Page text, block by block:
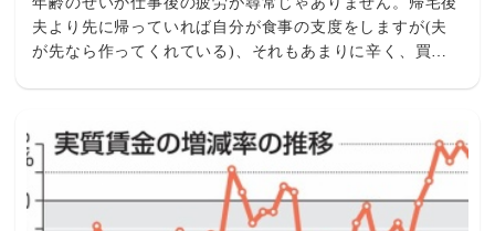
夫より先に帰っていれば自分が食事の支度をしますが(夫
が先なら作ってくれている)、それもあまりに辛く、買っ
っています。夫はデスクワークで高収入、かたや低収入な
のに動き回って疲労困憊で、自分が情けなくなります。
「疲れているから喋るのがしんどい」と伝えるのもパート
ナーからしたら良い気分じゃないだろうし、とりあえず笑